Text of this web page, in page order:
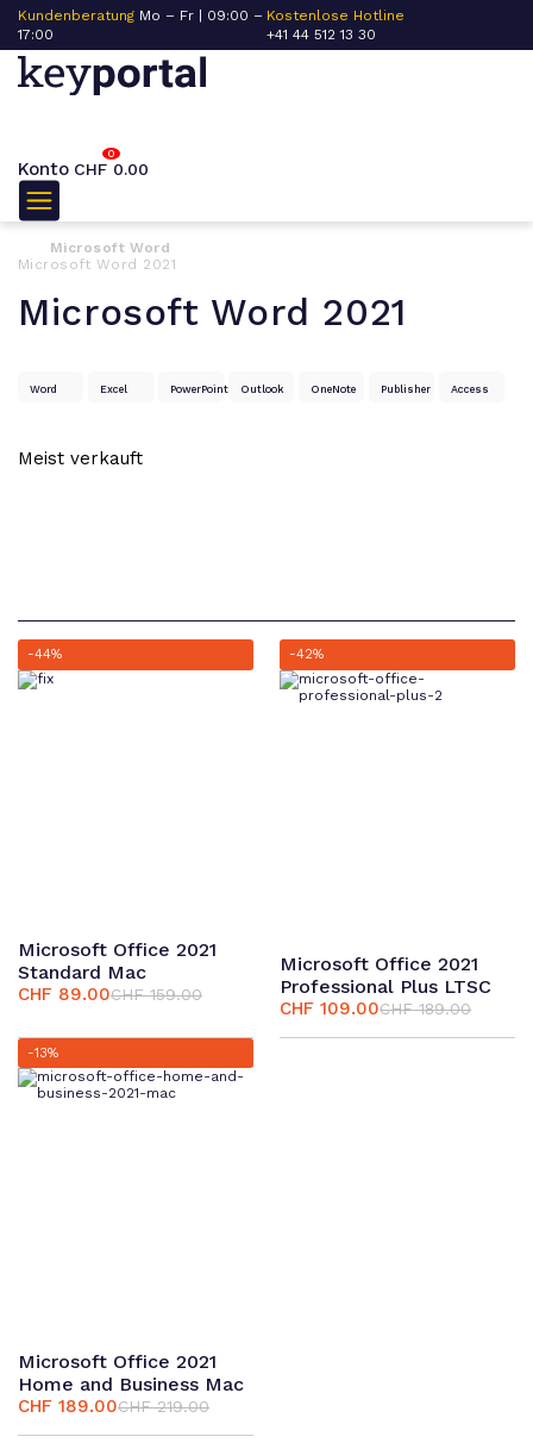
Kundenberatung Mo – Fr | 09:00 –
17:00
Kostenlose Hotline
+41 44 512 13 30
Konto
0
CHF 0.00
Microsoft Word
Microsoft Word 2021
Microsoft Word 2021
Word Excel PowerPoint Outlook OneNote Publisher Access
-44%
Microsoft Office 2021
Standard Mac
CHF159.00
Ursprünglicher
war:
CHF 159.00
CHF 89.00
Aktueller
ist:
CHF 89.00.
-42%
Microsoft Office 2021
Professional Plus LTSC
CHF189.00
Ursprünglicher
Preis
CHF 109.00
Aktueller
Preis
-13%
Microsoft Office 2021
Home and Business Mac
CHF219.00
Ursprünglicher
Preis
CHF 189.00
Aktueller
Preis